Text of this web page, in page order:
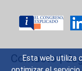
Esta web utiliza
Contacto|